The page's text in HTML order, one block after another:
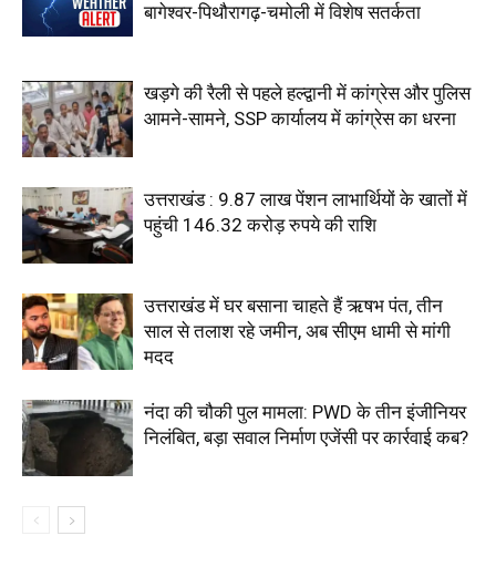
बागेश्वर-पिथौरागढ़-चमोली में विशेष सतर्कता
खड़गे की रैली से पहले हल्द्वानी में कांग्रेस और पुलिस
आमने-सामने, SSP कार्यालय में कांग्रेस का धरना
उत्तराखंड : 9.87 लाख पेंशन लाभार्थियों के खातों में
पहुंची 146.32 करोड़ रुपये की राशि
उत्तराखंड में घर बसाना चाहते हैं ऋषभ पंत, तीन
साल से तलाश रहे जमीन, अब सीएम धामी से मांगी
मदद
नंदा की चौकी पुल मामला: PWD के तीन इंजीनियर
निलंबित, बड़ा सवाल निर्माण एजेंसी पर कार्रवाई कब?